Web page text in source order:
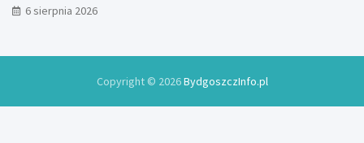
6 sierpnia 2026
Copyright © 2026BydgoszczInfo.pl